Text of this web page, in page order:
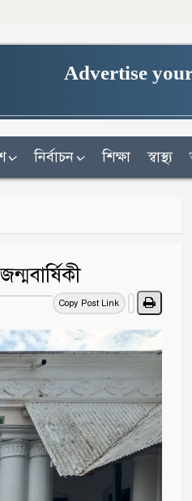
Advertise
নির্বাচন শিক্ষা স্বাস্থ্য
Copy Post Link